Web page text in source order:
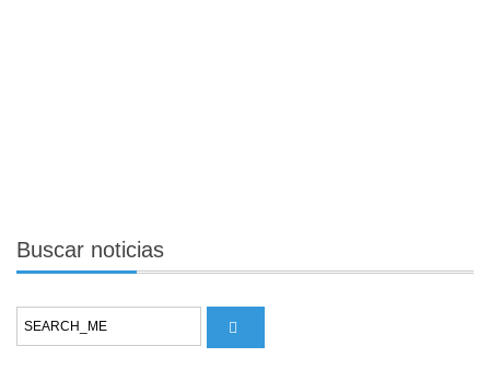
Buscar noticias